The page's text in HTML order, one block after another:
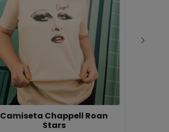
Camiseta Chappell Roan
Stars